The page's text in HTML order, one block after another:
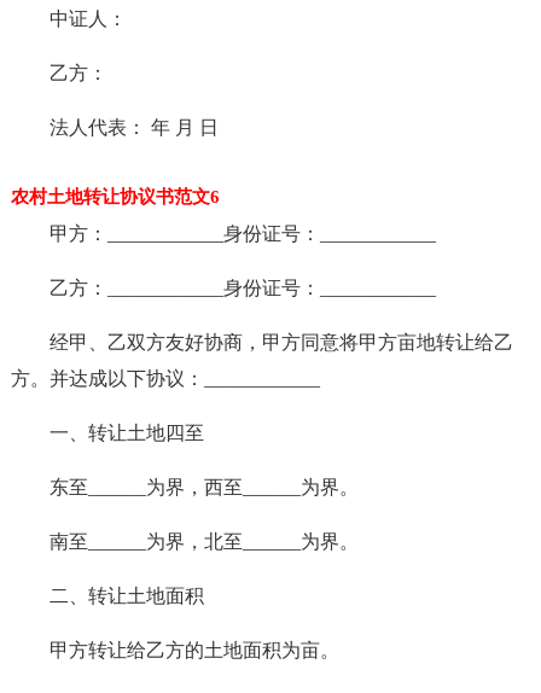
中证人：
乙方：
法人代表： 年 月 日
农村土地转让协议书范文6
甲方：____________身份证号：____________
乙方：____________身份证号：____________
经甲、乙双方友好协商，甲方同意将甲方亩地转让给乙
方。并达成以下协议：____________
一、转让土地四至
东至______为界，西至______为界。
南至______为界，北至______为界。
二、转让土地面积
甲方转让给乙方的土地面积为亩。